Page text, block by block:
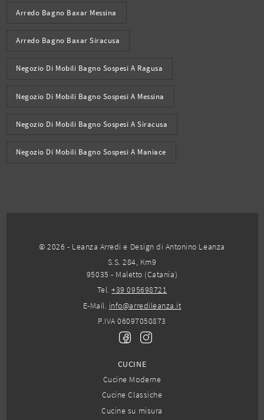
Arredo Bagno Baxar Messina
Arredo Bagno Baxar Siracusa
Negozio Di Mobili Bagno Sospesi A Ragusa
Negozio Di Mobili Bagno Sospesi A Messina
Negozio Di Mobili Bagno Sospesi A Siracusa
Negozio Di Mobili Bagno Sospesi A Maniace
© 2026 - Leanza Arredi e Design di Antonino Leanza
S.S. 284, Km9
95035 - Maletto (Catania)
Tel.+39 095698721
E-Mail. info@arredileanza.it
P.IVA 06097050873
CUCINE
Cucine Moderne
Cucine Classiche
Cucine su misura